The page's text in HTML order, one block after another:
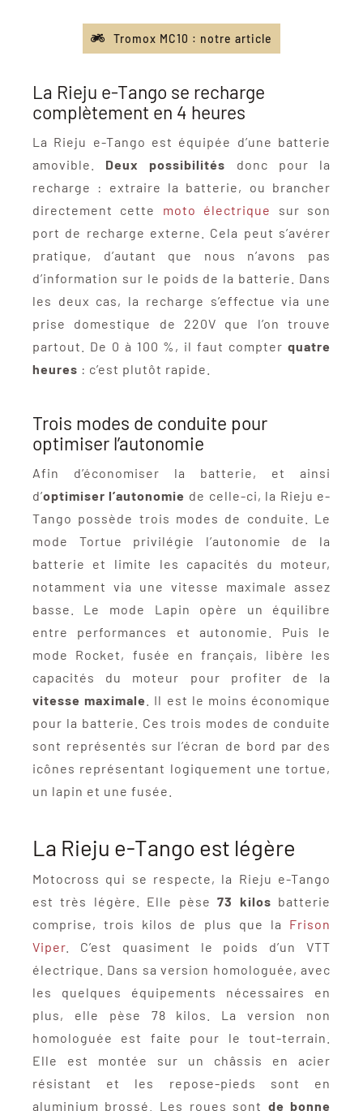
Tromox MC10 : notre article
La Rieju e-Tango se recharge
complètement en 4 heures
La Rieju e-Tango est équipée d’une batterie
amovible. Deux possibilités donc pour la
recharge : extraire la batterie, ou brancher
directement cette moto électrique
sur son
port de recharge externe. Cela peut s’avérer
pratique, d’autant que nous n’avons pas
d’information sur le poids de la batterie. Dans
les deux cas, la recharge s’effectue via une
prise domestique de 220V que l’on trouve
partout. De 0 à 100 %, il faut compterquatre
heures : c’est plutôt rapide.
Trois modes de conduite pour
optimiser l’autonomie
Afin d’économiser la batterie, et ainsi
d’optimiser l’autonomie de celle-ci, la Rieju e-
Tango possède trois modes de conduite. Le
mode Tortue privilégie l’autonomie de la
batterie et limite les capacités du moteur,
notamment via une vitesse maximale assez
basse. Le mode Lapin opère un équilibre
entre performances et autonomie. Puis le
mode Rocket, fusée en français, libère les
capacités du moteur pour profiter de la
vitesse maximale
. Il est le moins économique
pour la batterie. Ces trois modes de conduite
sont représentés sur l’écran de bord par des
icônes représentant logiquement une tortue,
un lapin et une fusée.
La Rieju e-Tango est légère
Motocross qui se respecte, la Rieju e-Tango
est très légère. Elle pèse73 kilos batterie
comprise, trois kilos de plus que la Frison
Viper. C’est quasiment le poids d’un VTT
électrique. Dans sa version homologuée, avec
les quelques équipements nécessaires en
plus, elle pèse 78 kilos. La version non
homologuée est faite pour le tout-terrain.
Elle est montée sur un châssis en acier
résistant et les repose-pieds sont en
aluminium brossé. Les roues sont de bonne